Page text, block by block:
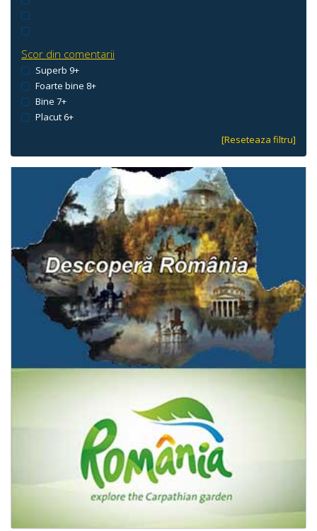
Scor din comentarii
Superb 9+
Foarte bine 8+
Bine 7+
Placut 6+
[Reseteaza filtru]